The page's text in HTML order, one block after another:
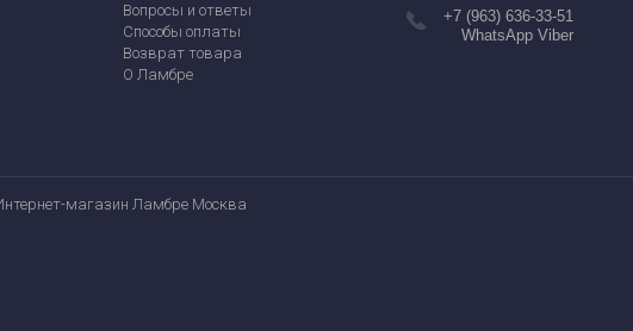
Вопросы и ответы
Способы оплаты
Возврат товара
О Ламбре
+7 (963) 636-33-51
WhatsApp Viber
магазин Ламбре Москва